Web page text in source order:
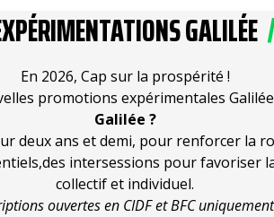
GALILÉE
En 2026, Cap sur la prospérité !
promotions expérimentales Galilée
Galilée ?
deux ans et demi, pour renforcer la
intersessions pour favoriser
collectif et individuel.
ouvertes en CIDF et BFC